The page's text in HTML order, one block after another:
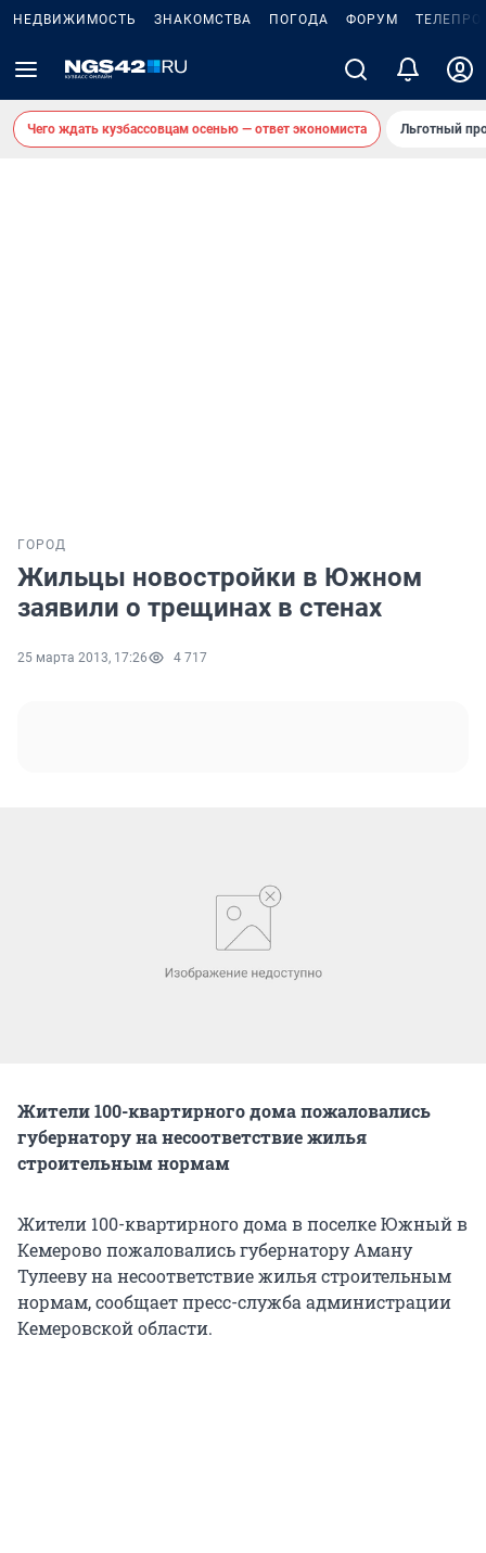
НЕДВИЖИМОСТЬ ЗНАКОМСТВА ПОГОДА ФОРУМ
Чего ждать кузбассовцам осенью — ответ экономиста Льготный
ГОРОД
Жильцы новостройки в Южном
заявили о трещинах в стенах
25 марта 2013, 17:26 4 717
Жители 100-квартирного дома пожаловались
губернатору на несоответствие жилья
строительным нормам
Жители 100-квартирного дома в поселке Южный в
Кемерово пожаловались губернатору Аману
Тулееву на несоответствие жилья строительным
нормам, сообщает пресс-служба администрации
Кемеровской области.